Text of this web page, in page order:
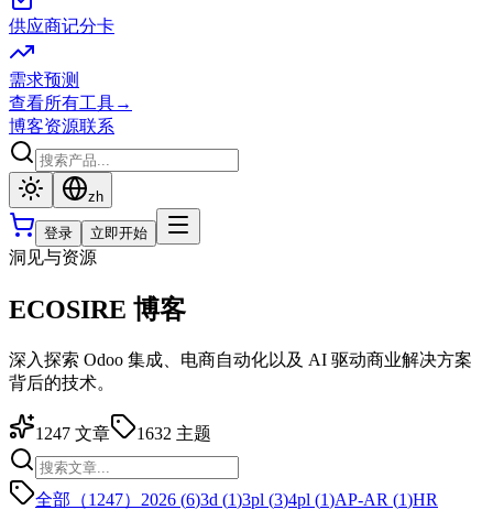
供应商记分卡
需求预测
查看所有工具→
博客资源联系
zh
登录 立即开始
洞见与资源
ECOSIRE 博客
深入探索 Odoo 集成、电商自动化以及 AI 驱动商业解决方案
背后的技术。
1247 文章 1632 主题
全部（1247） 2026 (6)3d (1)3pl (3)4pl (1)AP-AR (1)HR